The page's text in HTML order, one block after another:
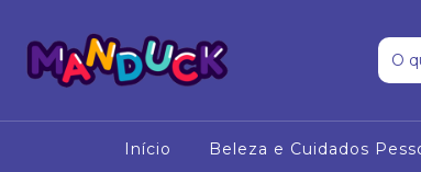
Início Beleza e Cuidados